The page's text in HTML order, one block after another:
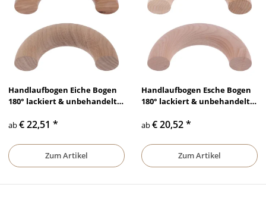
Handlaufbogen Eiche Bogen
180° lackiert & unbehandelt,
ab€ 22,51 *
Zum Artikel
Handlaufbogen Esche Bogen
180° lackiert & unbehandelt,
ab€ 20,52*
Zum Artikel